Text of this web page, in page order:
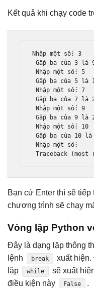
Kết quả khi chạy code
Nhập một số: 3
Gấp ba của 3 là
Nhập một số: 5
Gấp ba của 5 là
Nhập một số: 7
Gấp ba của 7 là
Nhập một số: 9
Gấp ba của 9 là
Nhập một số:
10
Gấp ba của 10 là
Nhập một số:
Traceback
(most
Bạn cứ Enter thì sẽ
chương trình sẽ chạy
Vòng lặp Python
Đây là dạng lặp thông
lệnh
break
xuất
lặp
while
sẽ xuất
điều kiện này
False .